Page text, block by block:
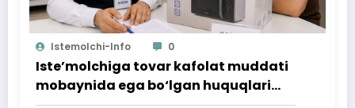
Istemolchi-Info 0
Iste’molchiga tovar kafolat muddati
mobaynida ega bo‘lgan huquqlari
ta’minlab berildi